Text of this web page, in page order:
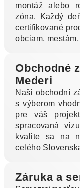
montáž alebo
zóna. Každý
certifikované
obciam,
Obchodné
Mederi
Naši obchodní
s výberom
pre váš
spracovaná
kvalite sa na
celého
Záruka a